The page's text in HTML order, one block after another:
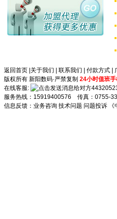
返回首页 关于我们 联系我们 付款方式
版权所有 新阳数码·严禁复制 24小时值班
在线客服:
服务热线：15919400576 传真：0755-
信息反馈： 业务咨询 技术问题 问题投诉